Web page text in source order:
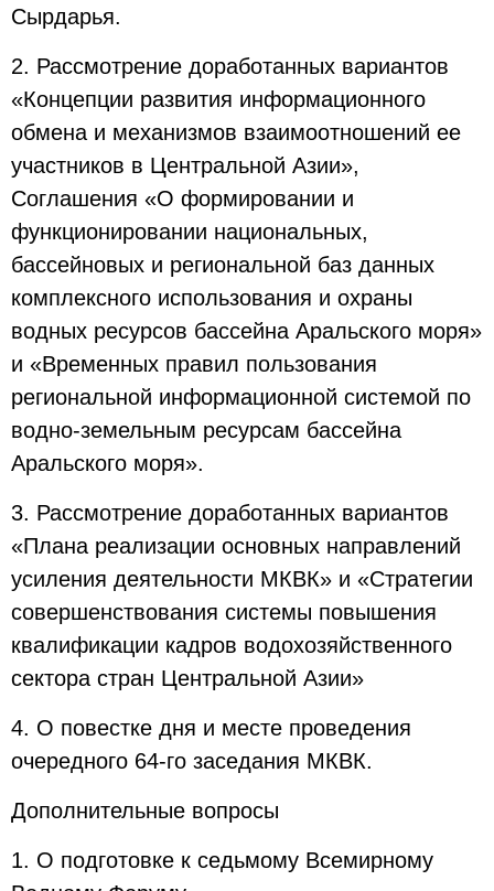
Сырдарья.
2. Рассмотрение доработанных вариантов
«Концепции развития информационного
обмена и механизмов взаимоотношений ее
участников в Центральной Азии»,
Соглашения «О формировании и
функционировании национальных,
бассейновых и региональной баз данных
комплексного использования и охраны
водных ресурсов бассейна Аральского моря»
и «Временных правил пользования
региональной информационной системой по
водно-земельным ресурсам бассейна
Аральского моря».
3. Рассмотрение доработанных вариантов
«Плана реализации основных направлений
усиления деятельности МКВК» и «Стратегии
совершенствования системы повышения
квалификации кадров водохозяйственного
сектора стран Центральной Азии»
4. О повестке дня и месте проведения
очередного 64-го заседания МКВК.
Дополнительные вопросы
1. О подготовке к седьмому Всемирному